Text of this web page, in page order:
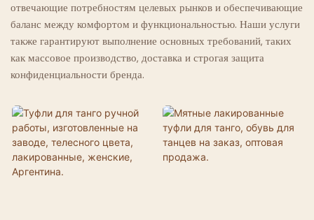
отвечающие потребностям целевых рынков и обеспечивающие
баланс между комфортом и функциональностью. Наши услуги
также гарантируют выполнение основных требований, таких
как массовое производство, доставка и строгая защита
конфиденциальности бренда.